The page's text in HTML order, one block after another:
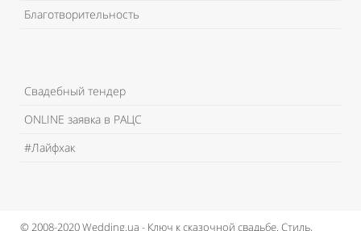
Благотворительность
Свадебный тендер
ONLINE заявка в РАЦС
#Лайфхак
© 2008-2020 Wedding.ua - Ключ к сказочной свадьбе. Стиль,